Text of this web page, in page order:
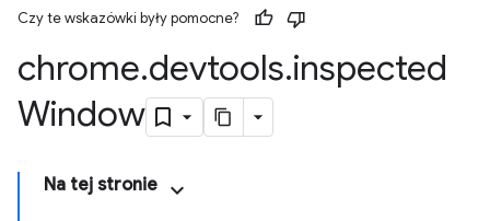
Czy te wskazówki były pomocne?
chrome.devtools.inspected
Window
Na tej stronie